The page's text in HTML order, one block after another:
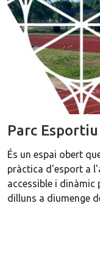
Parc
És un espai obert
pràctica d'esport a
accessible i dinàmic
dilluns a diumenge